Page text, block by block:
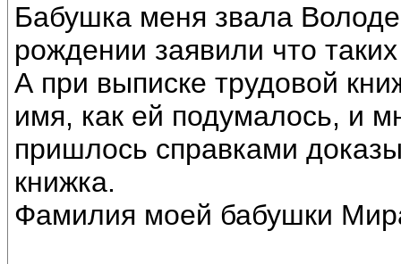
Бабушка меня звала
рождении заявили что
А при выписке трудовой
имя, как ей подумалось, и
пришлось справками
книжка.
Фамилия моей бабушки